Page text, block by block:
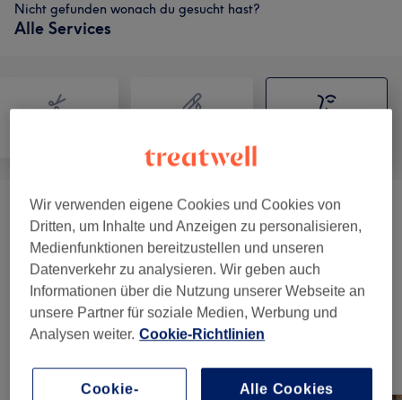
Nicht gefunden wonach du gesucht hast?
Alle Services
Braut Styling ( 1 )
Kosmetik 3
) ab 10 €
Unsere Arbeit
Bild anklicken für weitere Details
Wir verwenden eigene Cookies und Cookies von
Dritten, um Inhalte und Anzeigen zu personalisieren,
Medienfunktionen bereitzustellen und unseren
Datenverkehr zu analysieren. Wir geben auch
Informationen über die Nutzung unserer Webseite an
unsere Partner für soziale Medien, Werbung und
Analysen weiter. Cookie-Richtlinien
Cookie-
Alle Cookies